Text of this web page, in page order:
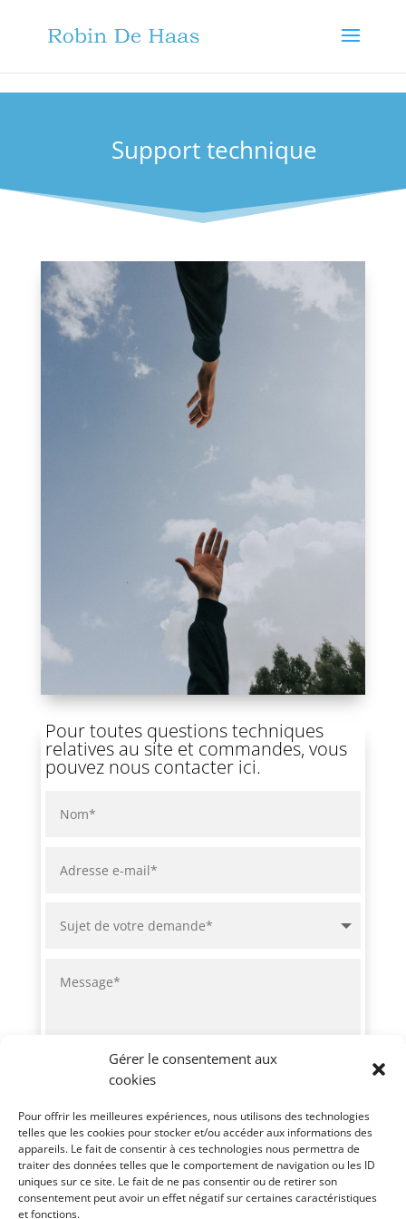
Gérer le consentement aux
cookies
Pour offrir les meilleures expériences, nous utilisons des technologies
telles que les cookies pour stocker et/ou accéder aux informations des
appareils. Le fait de consentir à ces technologies nous permettra de
traiter des données telles que le comportement de navigation ou les ID
uniques sur ce site. Le fait de ne pas consentir ou de retirer son
consentement peut avoir un effet négatif sur certaines caractéristiques
et fonctions.
Support technique
Pour toutes questions techniques
relatives au site et commandes, vous
pouvez nous contacter ici.
15 + 14= Envoi